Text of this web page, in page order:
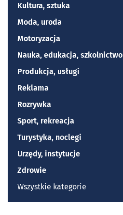
Kultura, sztuka
Moda, uroda
Motoryzacja
Nauka, edukacja, szkolnictwo
Produkcja, usługi
Reklama
Rozrywka
Sport, rekreacja
Turystyka, noclegi
Urzędy, instytucje
Zdrowie
Wszystkie kategorie